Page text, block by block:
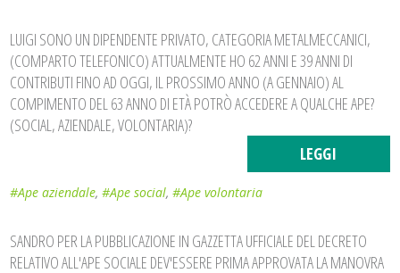
LUIGI SONO UN DIPENDENTE PRIVATO, CATEGORIA METALMECCANICI,
(COMPARTO TELEFONICO) ATTUALMENTE HO 62 ANNI E 39 ANNI DI
CONTRIBUTI FINO AD OGGI, IL PROSSIMO ANNO (A GENNAIO) AL
COMPIMENTO DEL 63 ANNO DI ETÀ POTRÒ ACCEDERE A QUALCHE APE?
(SOCIAL, AZIENDALE, VOLONTARIA)?
LEGGI
#Ape aziendale,#Ape social,#Ape volontaria
SANDRO PER LA PUBBLICAZIONE IN GAZZETTA UFFICIALE DEL DECRETO
RELATIVO ALL'APE SOCIALE DEV'ESSERE PRIMA APPROVATA LA MANOVRA